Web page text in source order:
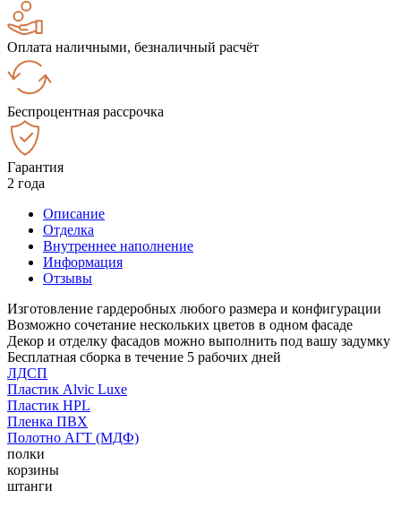
Оплата наличными, безналичный расчёт
Беспроцентная рассрочка
Гарантия
2 года
Описание
Отделка
Внутреннее наполнение
Информация
Отзывы
Изготовление гардеробных любого размера и конфигурации
Возможно сочетание нескольких цветов в одном фасаде
Декор и отделку фасадов можно выполнить под вашу задумку
Бесплатная сборка в течение 5 рабочих дней
ЛДСП
Пластик Alvic Luxe
Пластик HPL
Пленка ПВХ
Полотно АГТ (МДФ)
полки
корзины
штанги